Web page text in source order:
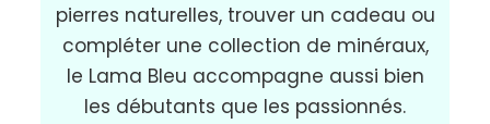
pierres naturelles, trouver un cadeau ou
compléter une collection de minéraux,
le Lama Bleu accompagne aussi bien
les débutants que les passionnés.